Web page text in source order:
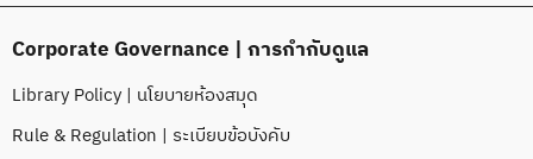
Corporate Governance | การกำกับดูแล
Library Policy | นโยบายห้องสมุด
Rule & Regulation | ระเบียบข้อบังคับ